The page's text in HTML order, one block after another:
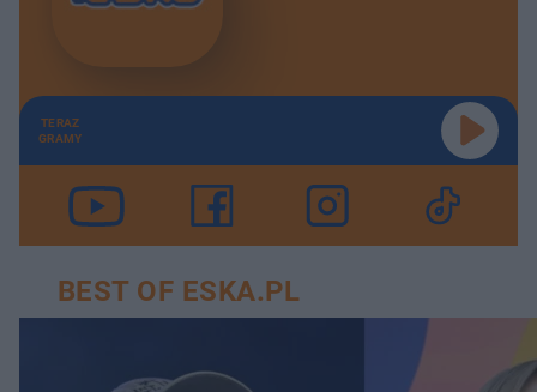
TERAZ
GRAMY
BEST OF ESKA.PL